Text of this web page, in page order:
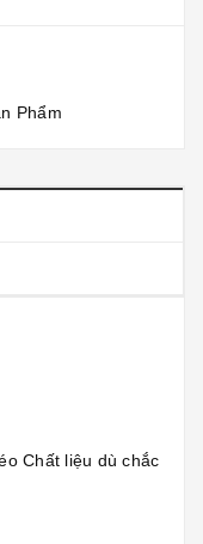
Phẩm
Chất liệu dù chắc